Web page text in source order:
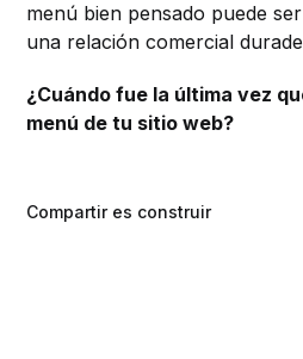
menú bien pensado puede
una relación comercial
¿Cuándo fue la última vez
menú de tu sitio web?
Compartir es construir